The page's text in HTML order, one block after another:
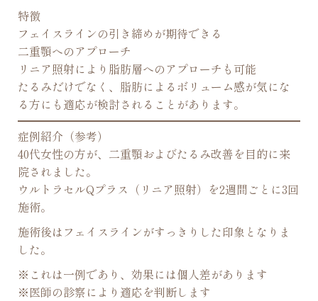
特徴
フェイスラインの引き締めが期待できる
二重顎へのアプローチ
リニア照射により脂肪層へのアプローチも可能
たるみだけでなく、脂肪によるボリューム感が気にな
る方にも適応が検討されることがあります。
症例紹介（参考）
40代女性の方が、二重顎およびたるみ改善を目的に来
院されました。
ウルトラセルQプラス（リニア照射）を2週間ごとに3回
施術。
施術後はフェイスラインがすっきりした印象となりま
した。
※これは一例であり、効果には個人差があります
※医師の診察により適応を判断します